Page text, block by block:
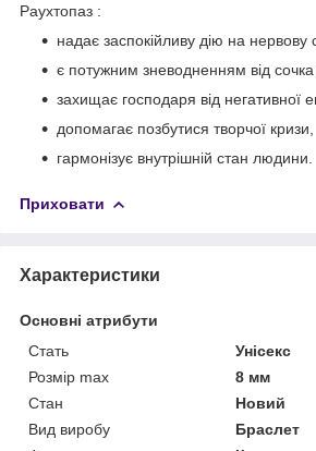
Раухтопаз :
надає заспокійливу дію на нервову
є потужним зневодненням від сочка
захищає господаря від негативної
допомагає позбутися творчої кризи,
гармонізує внутрішній стан людини.
Приховати
Характеристики
Основні атрибути
Стать
Унісекс
Розмір max
8 мм
Стан
Новий
Вид виробу
Браслет